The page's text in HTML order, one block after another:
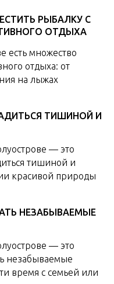
РЫБАЛКУ С
ОТДЫХА
есть множество
отдыха: от
на лыжах
ТИШИНОЙ И
— это
тишиной и
красивой природы
НЕЗАБЫВАЕМЫЕ
— это
незабываемые
время с семьей или